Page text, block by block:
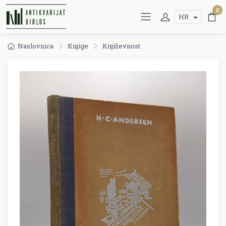
HR
0
Naslovnica Knjige Književnost